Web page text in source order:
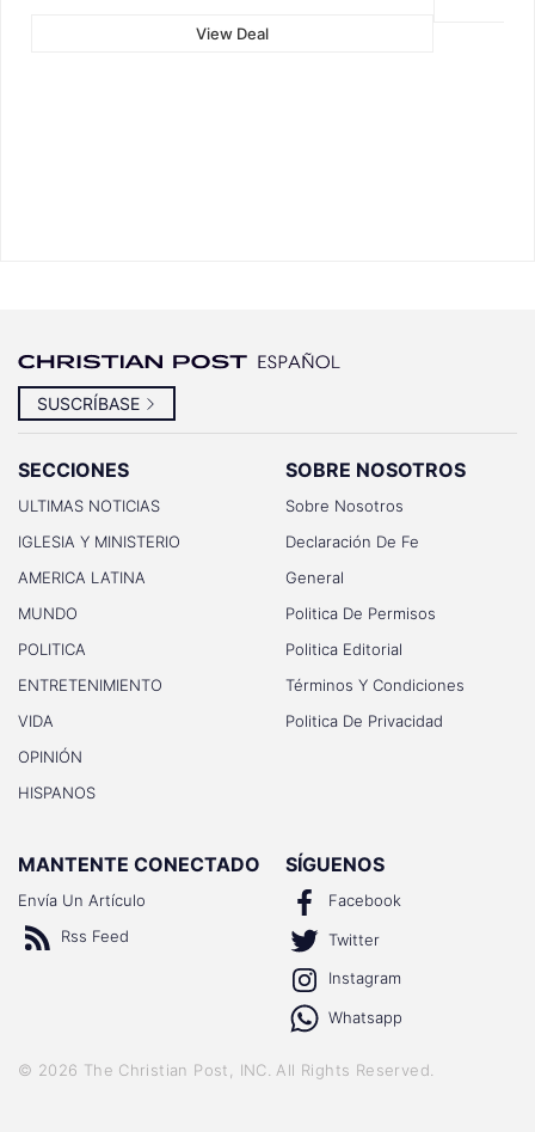
View Deal
SUSCRÍBASE
SECCIONES
ULTIMAS NOTICIAS
IGLESIA Y MINISTERIO
AMERICA LATINA
MUNDO
POLITICA
ENTRETENIMIENTO
VIDA
OPINIÓN
HISPANOS
SOBRE NOSOTROS
Sobre Nosotros
Declaración De Fe
General
Politica De Permisos
Politica Editorial
Términos Y Condiciones
Politica De Privacidad
MANTENTE CONECTADO
Envía Un Artículo
Rss Feed
SÍGUENOS
Facebook
Twitter
Instagram
Whatsapp
© 2026 The Christian Post, INC. All Rights Reserved.